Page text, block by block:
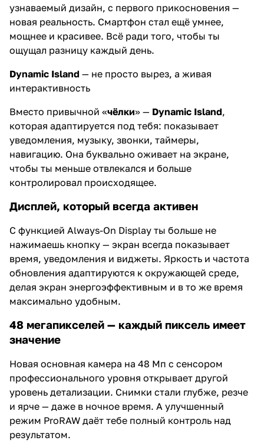
узнаваемый дизайн, с первого прикосновения —
новая реальность. Смартфон стал ещё умнее,
мощнее и красивее. Всё ради того, чтобы ты
ощущал разницу каждый день.
Dynamic Island — не просто вырез, а живая
интерактивность
Вместо привычной «чёлки» — Dynamic Island,
которая адаптируется под тебя: показывает
уведомления, музыку, звонки, таймеры,
навигацию. Она буквально оживает на экране,
чтобы ты меньше отвлекался и больше
контролировал происходящее.
Дисплей, который всегда активен
С функцией Always-On Display ты больше не
нажимаешь кнопку — экран всегда показывает
время, уведомления и виджеты. Яркость и частота
обновления адаптируются к окружающей среде,
делая экран энергоэффективным и в то же время
максимально удобным.
48 мегапикселей — каждый пиксель имеет
значение
Новая основная камера на 48 Мп с сенсором
профессионального уровня открывает другой
уровень детализации. Снимки стали глубже, резче
и ярче — даже в ночное время. А улучшенный
режим ProRAW даёт тебе полный контроль над
результатом.